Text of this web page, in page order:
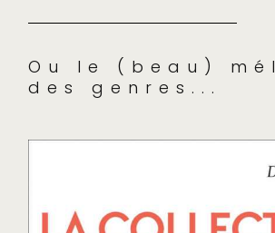
Ou le (beau)
des genres...